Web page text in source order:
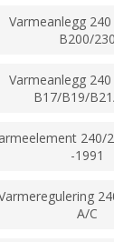
Varmeanlegg
B200/230
Varmeanlegg
B17/B19/
240/
-1991
A/C